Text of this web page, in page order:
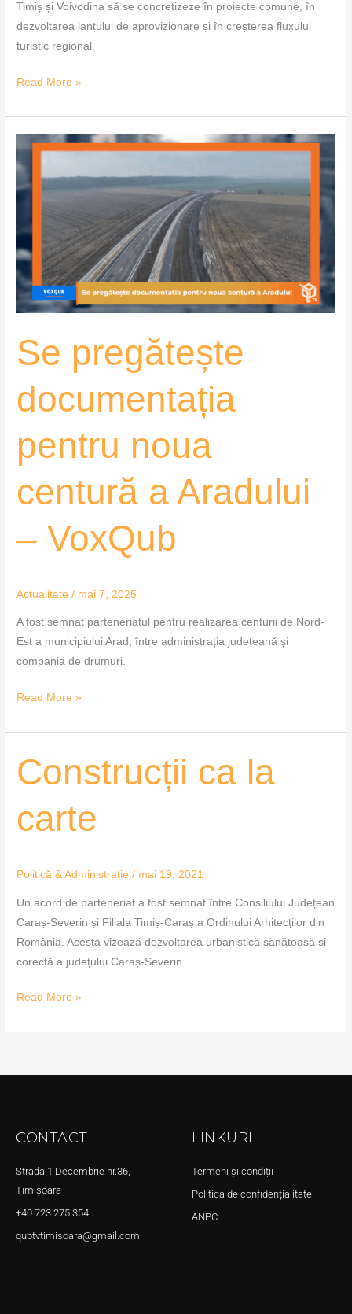
Timiș și Voivodina să se concretizeze în proiecte comune, în
dezvoltarea lanțului de aprovizionare și în creșterea fluxului
turistic regional.
Read More »
Se pregătește
documentația
pentru noua
centură a Aradului
– VoxQub
Actualitate / mai 7, 2025
A fost semnat parteneriatul pentru realizarea centurii de Nord-
Est a municipiului Arad, între administrația județeană și
compania de drumuri.
pregătește
documentația
pentru
centură
a
Aradului
Read More »
Construcții ca la
carte
Politică & Administrație / mai 19, 2021
Un acord de parteneriat a fost semnat între Consiliului Județean
Caraș-Severin și Filiala Timiș-Caraș a Ordinului Arhitecților din
România. Acesta vizează dezvoltarea urbanistică sănătoasă și
corectă a județului Caraș-Severin.
Construcții
ca
carte
Read More »
CONTACT
Strada 1 Decembrie nr.36,
Timișoara
+40 723 275 354
qubtvtimisoara@gmail.com
LINKURI
Termeni și condiții
Politica de confidențialitate
ANPC